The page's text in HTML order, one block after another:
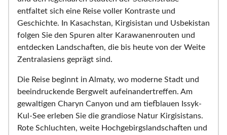
entfaltet sich eine Reise voller Kontraste und
Geschichte. In Kasachstan, Kirgisistan und Usbekistan
folgen Sie den Spuren alter Karawanenrouten und
entdecken Landschaften, die bis heute von der Weite
Zentralasiens geprägt sind.
Die Reise beginnt in Almaty, wo moderne Stadt und
beeindruckende Bergwelt aufeinandertreffen. Am
gewaltigen Charyn Canyon und am tiefblauen Issyk-
Kul-See erleben Sie die grandiose Natur Kirgisistans.
Rote Schluchten, weite Hochgebirgslandschaften und